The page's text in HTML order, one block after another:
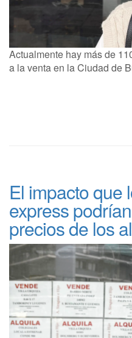
Actualmente hay más de
a la venta en la Ciudad de
El impacto que
express
precios de los